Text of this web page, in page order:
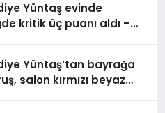
Yüntaş evinde
kritik üç puanı aldı –
Yüntaş’tan bayrağa
salon kırmızı beyaz